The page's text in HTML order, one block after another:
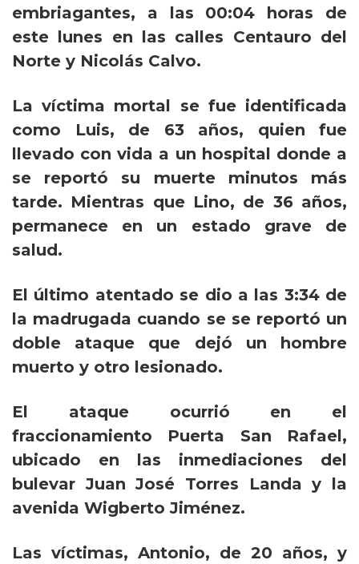
embriagantes, a las 00:04 horas de
este lunes en las calles Centauro del
Norte y Nicolás Calvo.
La víctima mortal se fue identificada
como Luis, de 63 años, quien fue
llevado con vida a un hospital donde a
se reportó su muerte minutos más
tarde. Mientras que Lino, de 36 años,
permanece en un estado grave de
salud.
El último atentado se dio a las 3:34 de
la madrugada cuando se se reportó un
doble ataque que dejó un hombre
muerto y otro lesionado.
El ataque ocurrió en el
fraccionamiento Puerta San Rafael,
ubicado en las inmediaciones del
bulevar Juan José Torres Landa y la
avenida Wigberto Jiménez.
Las víctimas, Antonio, de 20 años, y